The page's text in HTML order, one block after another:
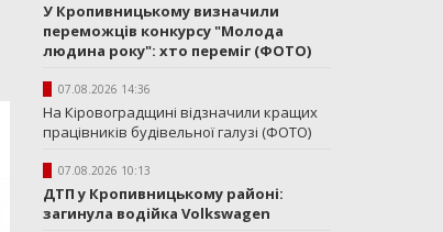
У Кропивницькому визначили
переможців конкурсу "Молода
людина року": хто переміг (ФОТО)
07.08.2026 14:36
На Кіровоградщині відзначили кращих
працівників будівельної галузі (ФОТО)
07.08.2026 10:13
ДТП у Кропивницькому районі:
загинула водійка Volkswagen